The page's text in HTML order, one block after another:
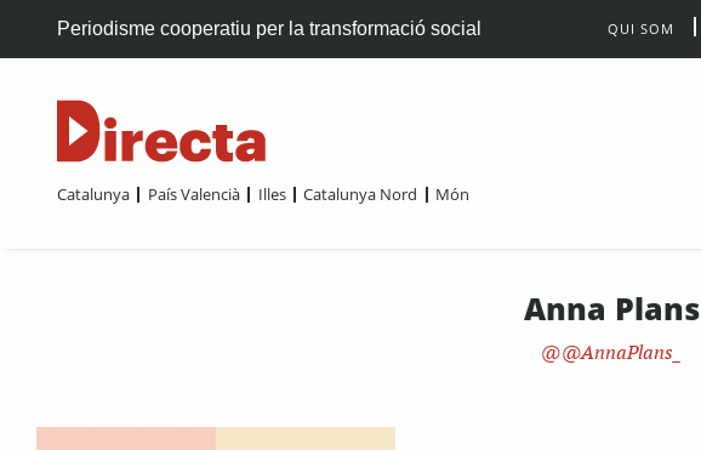
Periodisme cooperatiu per la transformació social QUI SOM
Catalunya País Valencià Illes Catalunya Nord Món
Anna Plans
@AnnaPlans_